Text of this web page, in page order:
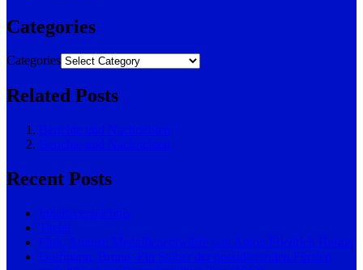
Categories
Categories
Related Posts
Berichte und Nachrichten
Berichte und Nachrichten
Recent Posts
Inhaltsverzeichnis
Titelei
Fink, August: Medaillenentwürfe von Anton Friedrich Harms
Dorfmann, Bruno: Ein Stüber der possidierenden Fürsten